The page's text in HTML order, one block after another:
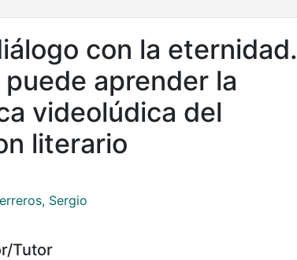
con la eternidad.
puede aprender la
videolúdica del
literario
Sergio
Tutor